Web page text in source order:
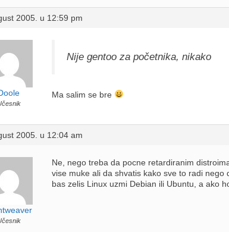
2005. u 12:59 pm
Nije gentoo za početnika, nikako
Ma salim se bre
2005. u 12:04 am
Ne, nego treba da pocne retardiranim
vise muke ali da shvatis kako sve to radi
bas zelis Linux uzmi Debian ili Ubuntu, a ako